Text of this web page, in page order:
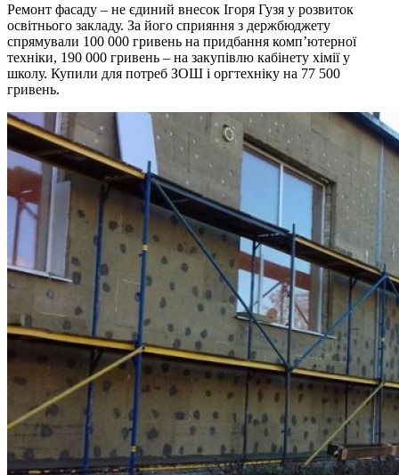
Ремонт фасаду – не єдиний внесок Ігоря Гузя у розвиток
освітнього закладу. За його сприяння з держбюджету
спрямували 100 000 гривень на придбання комп’ютерної
техніки, 190 000 гривень – на закупівлю кабінету хімії у
школу. Купили для потреб ЗОШ і оргтехніку на 77 500
гривень.